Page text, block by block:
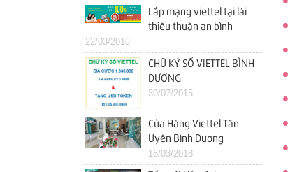
Lắp mạng viettel tại lái
thiêu thuận an bình
22/03/2016
CHỮ KÝ SỐ VIETTEL BÌNH
DƯƠNG
30/07/2015
Cửa Hàng Viettel Tân
Uyên Bình Dương
16/03/2018